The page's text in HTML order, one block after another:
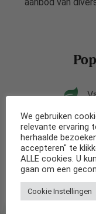
We gebruiken
relevante ervaring
herhaalde
accepteren" te
ALLE cookies. U
gaan om een
Cookie Instellingen